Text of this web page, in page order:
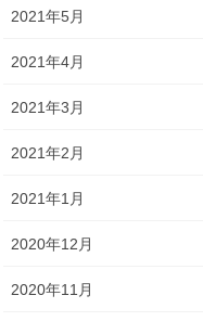
2021年5月
2021年4月
2021年3月
2021年2月
2021年1月
2020年12月
2020年11月